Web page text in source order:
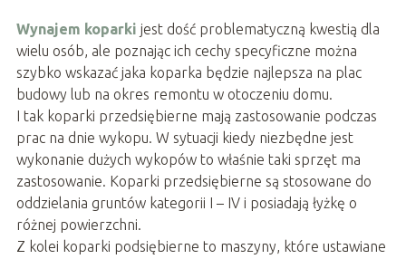
Wynajem koparki jest dość problematyczną kwestią dla
wielu osób, ale poznając ich cechy specyficzne można
szybko wskazać jaka koparka będzie najlepsza na plac
budowy lub na okres remontu w otoczeniu domu.
I tak koparki przedsiębierne mają zastosowanie podczas
prac na dnie wykopu. W sytuacji kiedy niezbędne jest
wykonanie dużych wykopów to właśnie taki sprzęt ma
zastosowanie. Koparki przedsiębierne są stosowane do
oddzielania gruntów kategorii I – IV i posiadają łyżkę o
różnej powierzchni.
Z kolei koparki podsiębierne to maszyny, które ustawiane